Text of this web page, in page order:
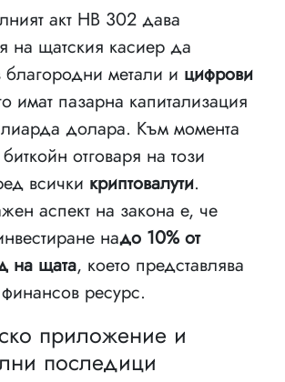
акт HB 302 дава
на щатския касиер да
благородни метали и цифрови
имат пазарна капитализация
долара. Към момента
отговаря на този
всички криптовалути.
аспект на закона е, че
надо 10% от
на щата, което представлява
ресурс.
приложение и
последици